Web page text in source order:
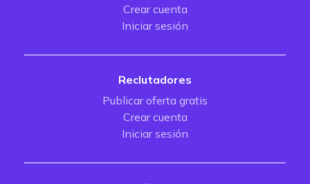
Crear cuenta
Iniciar sesión
Reclutadores
Publicar oferta gratis
Crear cuenta
Iniciar sesión